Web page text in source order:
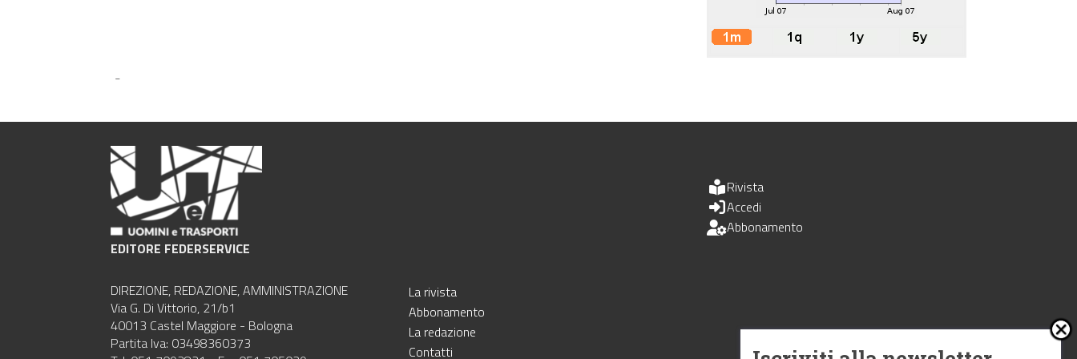
-
EDITORE FEDERSERVICE
DIREZIONE, REDAZIONE, AMMINISTRAZIONE
Via G. Di Vittorio, 21/b1
40013 Castel Maggiore - Bologna
Partita Iva: 03498360373
La rivista
Abbonamento
La redazione
Contatti
Rivista
Accedi
Abbonamento